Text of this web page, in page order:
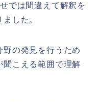
では間違えて解釈を
した。
の発見を行うため
聞こえる範囲で理解